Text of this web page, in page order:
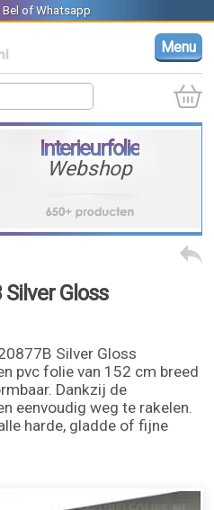
Belof Whatsapp
Menu
Interieurfolie
Webshop
Silver Gloss
Silver Gloss
pvc folie van 152 cm breed
Dankzij de
eenvoudig weg te rakelen.
harde, gladde of fijne